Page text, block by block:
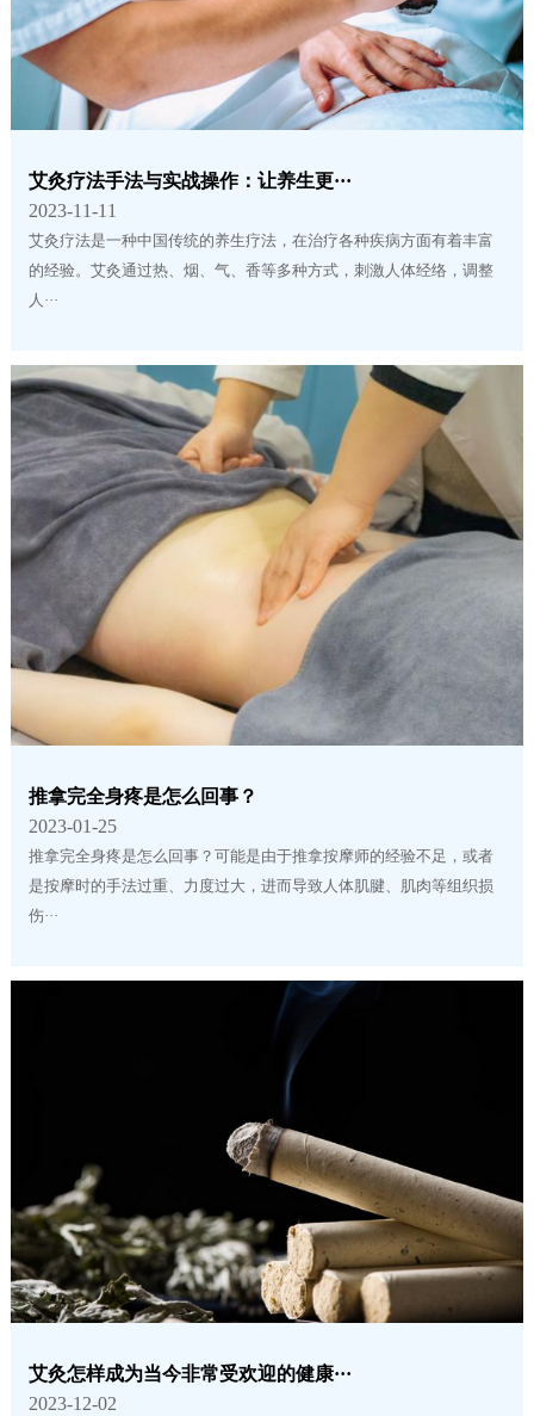
艾灸疗法手法与实战操作：让养生更···
2023-11-11
艾灸疗法是一种中国传统的养生疗法，在治疗各种疾病方面有着丰富
的经验。艾灸通过热、烟、气、香等多种方式，刺激人体经络，调整
人···
推拿完全身疼是怎么回事？
2023-01-25
推拿完全身疼是怎么回事？可能是由于推拿按摩师的经验不足，或者
是按摩时的手法过重、力度过大，进而导致人体肌腱、肌肉等组织损
伤···
艾灸怎样成为当今非常受欢迎的健康···
2023-12-02